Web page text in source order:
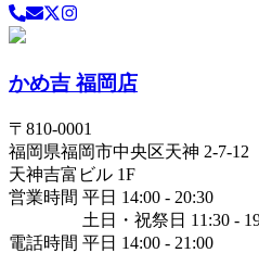
かめ吉 福岡店
〒 810-0001
福岡県福岡市中央区天神 2-7-12
天神吉富ビル 1F
営業時間 平日 14:00 - 20:30
土日・祝祭日 11:30 -
電話時間 平日 14:00 - 21:00